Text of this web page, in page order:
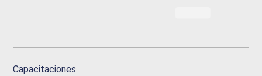
Capacitaciones